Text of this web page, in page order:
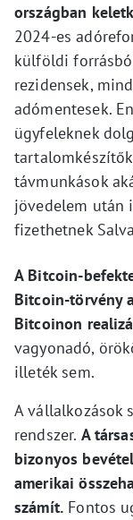
országban
2024-es
külföldi
rezidensek,
adómentesek.
ügyfeleknek
távmunkások
jövedelem után
fizethetnek
A Bitcoin-
Bitcoin-törvény
Bitcoinon
vagyonadó,
illeték sem.
A vállalkozások
rendszer. A
bizonyos
amerikai
számít. Fontos